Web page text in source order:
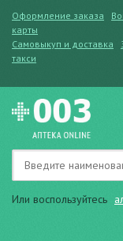
Оформление заказа
карты
Самовыкуп и доставка
такси
Или воспользуйтесь